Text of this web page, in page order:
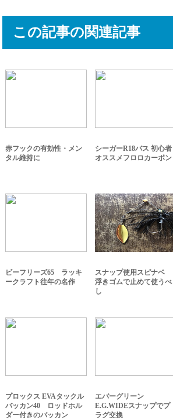
この記事の関連記事
赤フックの有効性・メン
タル維持に
シーガーR18バス 初心者
オススメフロロカーボン
ビーフリーズ65 ラッキ
ークラフト往年の名作
スナップ使用スピナベ
浮きゴムで止めて使うべ
し
プロックス EVAタックル
バッカン40 ロッドホル
ダー付きのバッカン
エバーグリーン
E.G.WIDEスナップでプ
ラグ交換